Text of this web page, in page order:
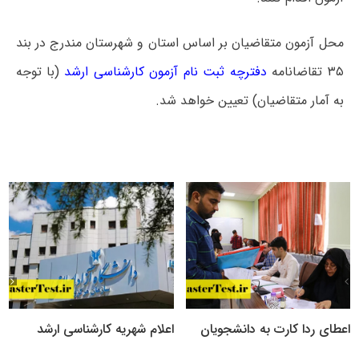
محل آزمون متقاضیان بر اساس استان و شهرستان مندرج در بند
۳۵ تقاضانامه
دفترچه ثبت نام آزمون کارشناسی ارشد (با توجه
به آمار متقاضیان) تعیین خواهد شد.
اعطای ردا کارت به دانشجویان
اعلام شهریه کارشناسی ارشد